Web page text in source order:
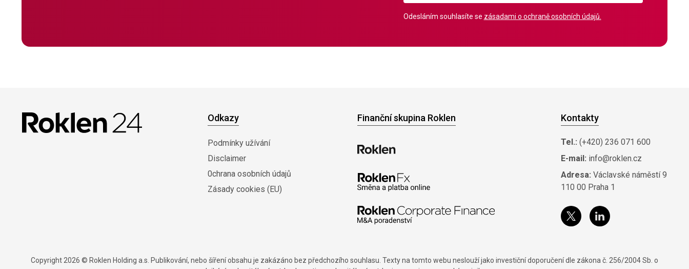
Odesláním souhlasíte se zásadami o ochraně osobních údajů.
Odkazy
Podmínky užívání
Disclaimer
0chrana osobních údajů
Zásady cookies (EU)
Finanční skupina Roklen Kontakty
Tel.: (+420) 236 071 600
E-mail: info@roklen.cz
Adresa: Václavské náměstí 9
110 00 Praha 1
Copyright 2026 © Roklen Holding a.s. Publikování, nebo šíření obsahu je zakázáno bez předchozího souhlasu. Texty na tomto webu neslouží jako investiční doporučení dle zákona č. 256/2004 Sb. o